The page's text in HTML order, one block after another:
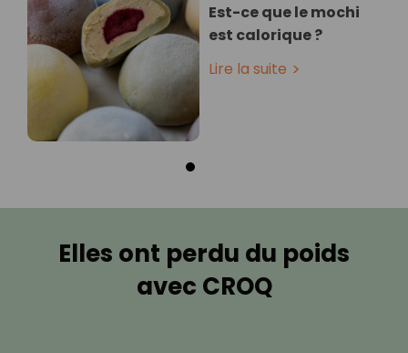
Est-ce que le mochi
est calorique ?
Lire la suite
Elles ont perdu du poids
avec CROQ